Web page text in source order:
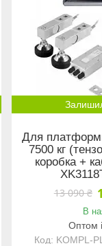
Для
7500 кг
коробка +
13 090 ₴
В
Оптом
KOMPL-